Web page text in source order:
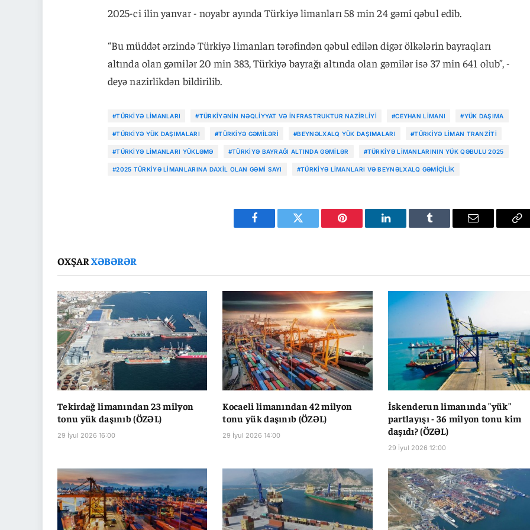
2025-ci ilin yanvar - noyabr ayında Türkiyə limanları 58 min 24 gəmi qəbul edib.
“Bu müddət ərzində Türkiyə limanları tərəfindən qəbul edilən digər ölkələrin bayraqları
altında olan gəmilər 20 min 383, Türkiyə bayrağı altında olan gəmilər isə 37 min 641 olub”, -
deyə nazirlikdən bildirilib.
#TÜRKIYƏ LIMANLARI #TÜRKIYƏNIN NƏQLIYYAT VƏ İNFRASTRUKTUR NAZIRLIYI #CEYHAN LIMANI #YÜK DAŞIMA
#TÜRKIYƏ YÜK DAŞIMALARI #TÜRKIYƏ GƏMILƏRI #BEYNƏLXALQ YÜK DAŞIMALARI #TÜRKIYƏ LIMAN TRANZITI
#TÜRKIYƏ LIMANLARI YÜKLƏMƏ #TÜRKIYƏ BAYRAĞI ALTINDA GƏMILƏR #TÜRKIYƏ LIMANLARININ YÜK QƏBULU 2025
#2025 TÜRKIYƏ LIMANLARINA DAXIL OLAN GƏMI SAYI #TÜRKIYƏ LIMANLARI VƏ BEYNƏLXALQ GƏMIÇILIK
Facebook Twitter Pinterest LinkedIn Tumblr Email
OXŞARXƏBƏRƏR
Tekirdağ limanından 23 milyon
tonu yük daşınıb (ÖZƏL)
29 İyul 2026 16:00
Kocaeli limanından 42 milyon
tonu yük daşınıb (ÖZƏL)
29 İyul 2026 14:00
İskenderun limanında "yük"
partlayışı - 36 milyon tonu kim
daşıdı? (ÖZƏL)
29 İyul 2026 12:00